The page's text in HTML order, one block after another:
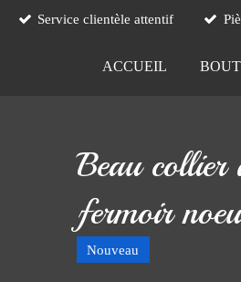
Service clientèle attentif
ACCUEIL
Beau collier
fermoir
Nouveau